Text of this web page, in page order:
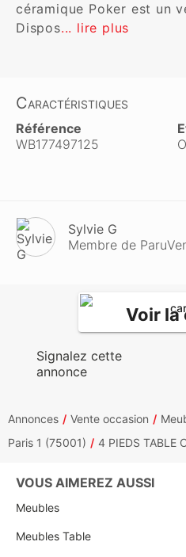
céramique Poker est un
Dispos... lire plus
Caractéristiques
Référence
WB177497125
Sylvie G
Membre de
Voir la
Signalez cette
annonce
Annonces Vente occasion
Paris 1 (75001)
4 PIEDS TABLE
VOUS AIMEREZ AUSSI
Meubles
Meubles Table